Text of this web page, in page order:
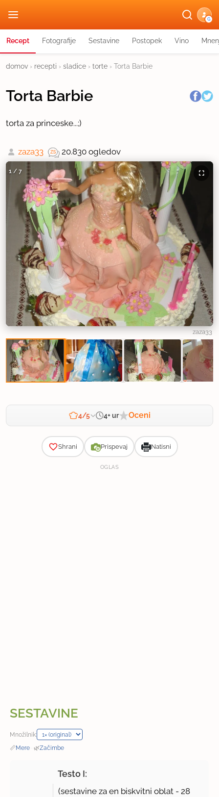
G
Recept Fotografije Sestavine Postopek Vino
domov › recepti › sladice › torte › Torta Barbie
Torta Barbie
torta za princeske...;)
zaza33 20.830 ogledov
1 / 7
zaza33
4/5 4+ ur Oceni
Shrani Prispevaj Natisni
OGLAS
SESTAVINE
Množilnik:
📏Mere · 🌿Začimbe
Testo I:
(sestavine za en biskvitni oblat -28